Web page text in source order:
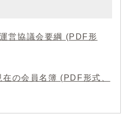
営協議会要綱 (PDF形
の会員名簿 (PDF形式、